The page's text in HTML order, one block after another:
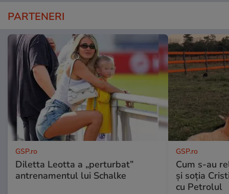
PARTENERI
GSP.ro
Diletta Leotta a „perturbat”
antrenamentul lui Schalke
GSP.ro
Cum s-au
și soția
cu Petrolul